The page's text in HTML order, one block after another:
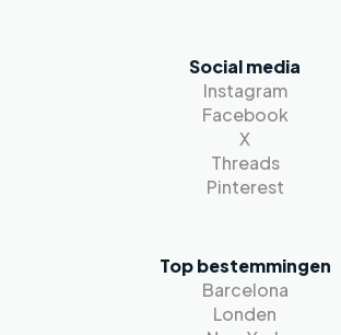
Social media
Instagram
Facebook
X
Threads
Pinterest
Top bestemmingen
Barcelona
Londen